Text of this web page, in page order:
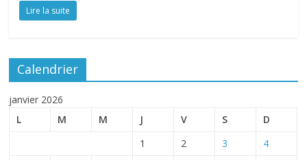
Lire la suite
Calendrier
janvier 2026
L
M M J V S D
1 2 3
4